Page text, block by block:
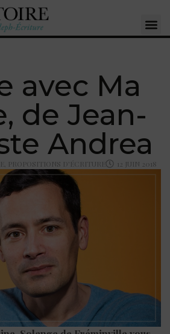
avec Ma
de Jean-
Andrea
PROPOSITIONS D'ÉCRITURE 12 JUIN 2018